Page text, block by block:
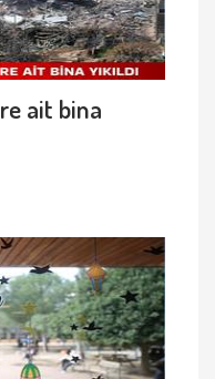
ait bina